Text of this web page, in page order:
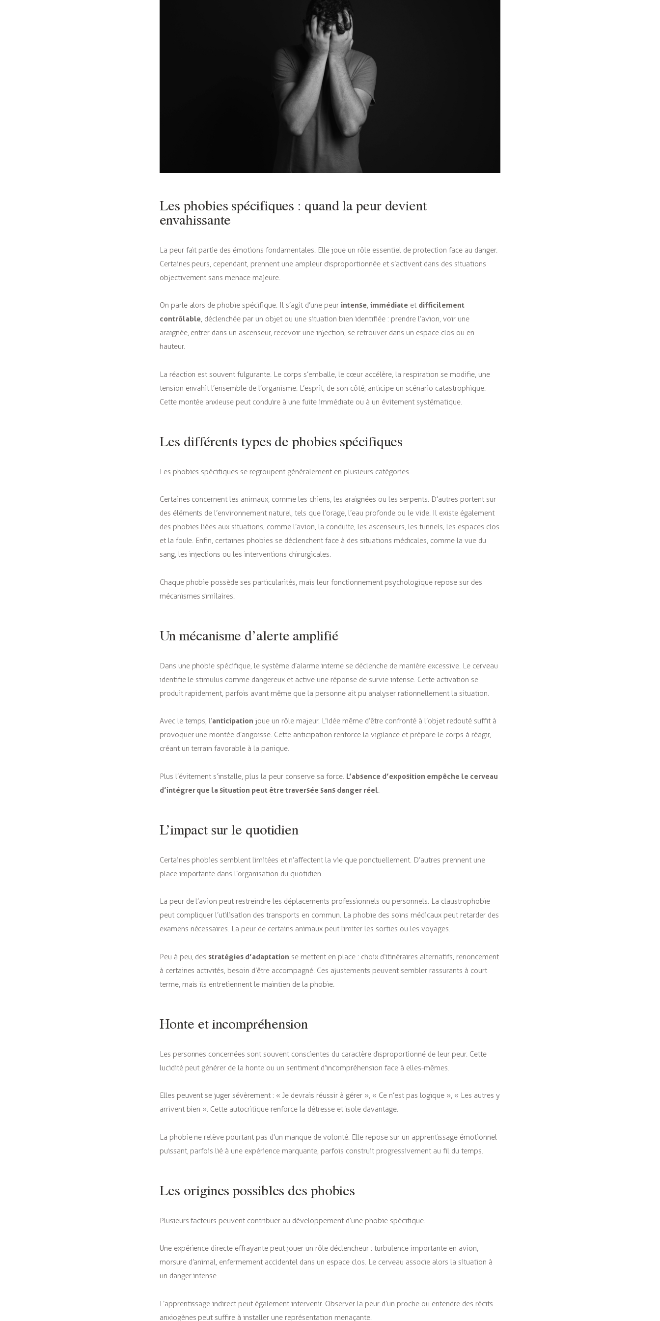
Les phobies spécifiques : quand la peur devient
envahissante
La peur fait partie des émotions fondamentales. Elle joue un rôle essentiel de protection face au danger.
Certaines peurs, cependant, prennent une ampleur disproportionnée et s’activent dans des situations
objectivement sans menace majeure.
On parle alors de phobie spécifique. Il s’agit d’une peurintense, immédiate et difficilement
contrôlable, déclenchée par un objet ou une situation bien identifiée : prendre l’avion, voir une
araignée, entrer dans un ascenseur, recevoir une injection, se retrouver dans un espace clos ou en
hauteur.
La réaction est souvent fulgurante. Le corps s’emballe, le cœur accélère, la respiration se modifie, une
tension envahit l’ensemble de l’organisme. L’esprit, de son côté, anticipe un scénario catastrophique.
Cette montée anxieuse peut conduire à une fuite immédiate ou à un évitement systématique.
Les différents types de phobies spécifiques
Les phobies spécifiques se regroupent généralement en plusieurs catégories.
Certaines concernent les animaux, comme les chiens, les araignées ou les serpents. D’autres portent sur
des éléments de l’environnement naturel, tels que l’orage, l’eau profonde ou le vide. Il existe également
des phobies liées aux situations, comme l’avion, la conduite, les ascenseurs, les tunnels, les espaces clos
et la foule. Enfin, certaines phobies se déclenchent face à des situations médicales, comme la vue du
sang, les injections ou les interventions chirurgicales.
Chaque phobie possède ses particularités, mais leur fonctionnement psychologique repose sur des
mécanismes similaires.
Un mécanisme d’alerte amplifié
Dans une phobie spécifique, le système d’alarme interne se déclenche de manière excessive. Le cerveau
identifie le stimulus comme dangereux et active une réponse de survie intense. Cette activation se
produit rapidement, parfois avant même que la personne ait pu analyser rationnellement la situation.
Avec le temps, l’anticipation joue un rôle majeur. L’idée même d’être confronté à l’objet redouté suffit à
provoquer une montée d’angoisse. Cette anticipation renforce la vigilance et prépare le corps à réagir,
créant un terrain favorable à la panique.
Plus l’évitement s’installe, plus la peur conserve sa force. L’absence d’exposition empêche le cerveau
d’intégrer que la situation peut être traversée sans danger réel
L’impact sur le quotidien
Certaines phobies semblent limitées et n’affectent la vie que ponctuellement. D’autres prennent une
place importante dans l’organisation du quotidien.
La peur de l’avion peut restreindre les déplacements professionnels ou personnels. La claustrophobie
peut compliquer l’utilisation des transports en commun. La phobie des soins médicaux peut retarder des
examens nécessaires. La peur de certains animaux peut limiter les sorties ou les voyages.
Peu à peu, des stratégies d’adaptation se mettent en place : choix d’itinéraires alternatifs, renoncement
à certaines activités, besoin d’être accompagné. Ces ajustements peuvent sembler rassurants à court
terme, mais ils entretiennent le maintien de la phobie.
Honte et incompréhension
Les personnes concernées sont souvent conscientes du caractère disproportionné de leur peur. Cette
lucidité peut générer de la honte ou un sentiment d’incompréhension face à elles-mêmes.
Elles peuvent se juger sévèrement : « Je devrais réussir à gérer », « Ce n’est pas logique », « Les autres y
arrivent bien ». Cette autocritique renforce la détresse et isole davantage.
La phobie ne relève pourtant pas d’un manque de volonté. Elle repose sur un apprentissage émotionnel
puissant, parfois lié à une expérience marquante, parfois construit progressivement au fil du temps.
Les origines possibles des phobies
Plusieurs facteurs peuvent contribuer au développement d’une phobie spécifique.
Une expérience directe effrayante peut jouer un rôle déclencheur : turbulence importante en avion,
morsure d’animal, enfermement accidentel dans un espace clos. Le cerveau associe alors la situation à
un danger intense.
L’apprentissage indirect peut également intervenir. Observer la peur d’un proche ou entendre des récits
anxiogènes peut suffire à installer une représentation menaçante.